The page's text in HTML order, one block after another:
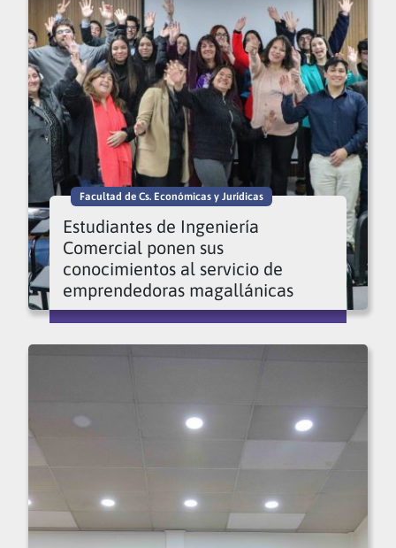
Facultad de Cs. Económicas y Jurídicas
Estudiantes de Ingeniería
Comercial ponen sus
conocimientos al servicio de
emprendedoras magallánicas